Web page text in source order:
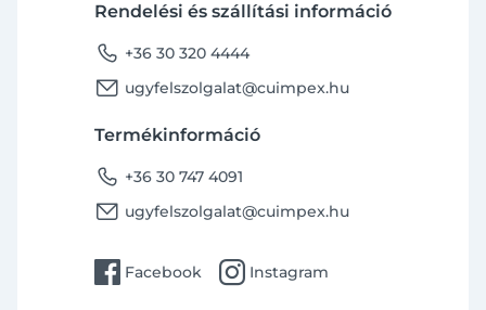
Rendelési és szállítási információ
phone +36 30 320 4444
email ugyfelszolgalat@cuimpex.hu
Termékinformáció
phone +36 30 747 4091
email ugyfelszolgalat@cuimpex.hu
facebook Facebook instagram Instagram